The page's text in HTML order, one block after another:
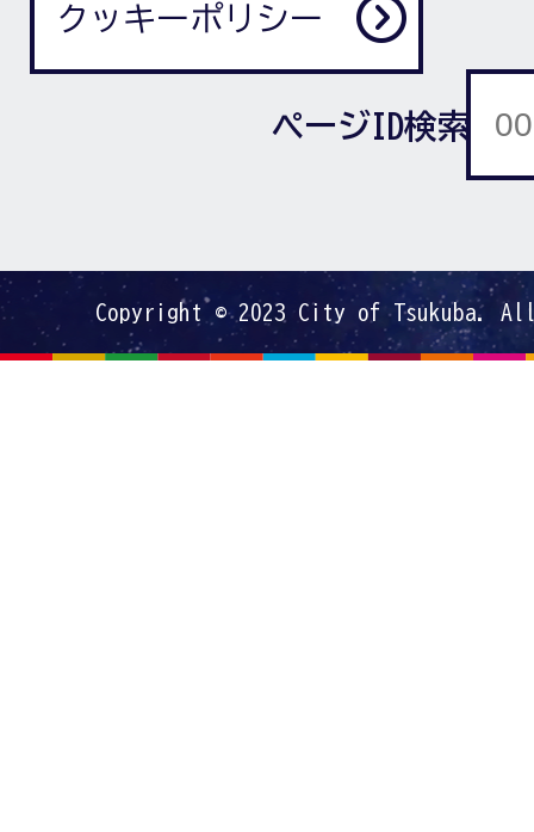
クッキーポリシー
ページID検索
Copyright © 2023 City of Tsukuba.